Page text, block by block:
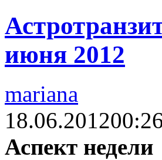
июня 2012
mariana
18.06.2012
Аспект недели